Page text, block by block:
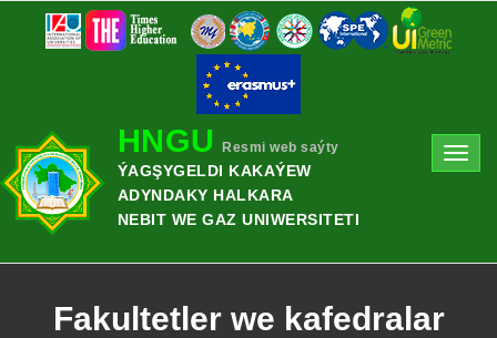
HNGU Resmi web saýty
ÝAGŞYGELDI KAKAÝEW
ADYNDAKY HALKARA
NEBIT WE GAZ UNIWERSITETI
Fakultetler we kafedralar